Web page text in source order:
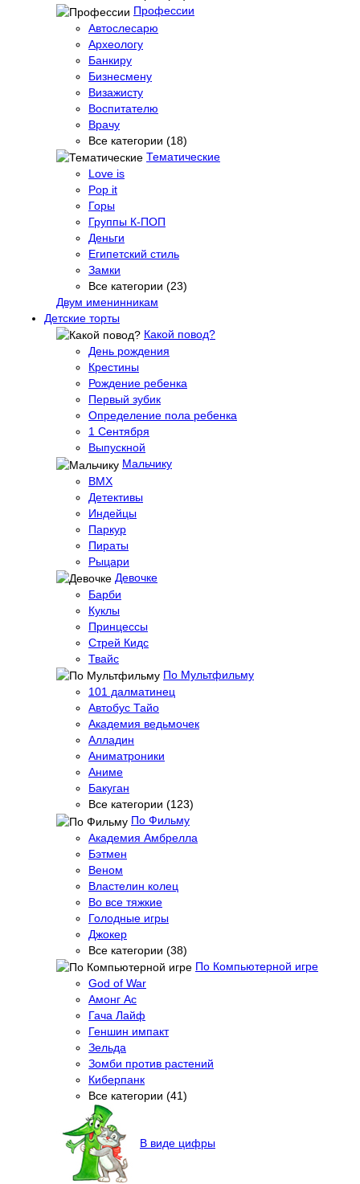
Профессии
Автослесарю
Археологу
Банкиру
Бизнесмену
Визажисту
Воспитателю
Врачу
Все категории (18)
Тематические
Love is
Pop it
Горы
Группы К-ПОП
Деньги
Египетский стиль
Замки
Все категории (23)
Двум именинникам
Детские торты
Какой повод?
День рождения
Крестины
Рождение ребенка
Первый зубик
Определение пола ребенка
1 Сентября
Выпускной
Мальчику
BMX
Детективы
Индейцы
Паркур
Пираты
Рыцари
Девочке
Барби
Куклы
Принцессы
Стрей Кидс
Твайс
По Мультфильму
101 далматинец
Автобус Тайо
Академия ведьмочек
Алладин
Аниматроники
Аниме
Бакуган
Все категории (123)
По Фильму
Академия Амбрелла
Бэтмен
Веном
Властелин колец
Во все тяжкие
Голодные игры
Джокер
Все категории (38)
По Компьютерной игре
God of War
Амонг Ас
Гача Лайф
Геншин импакт
Зельда
Зомби против растений
Киберпанк
Все категории (41)
В виде цифры